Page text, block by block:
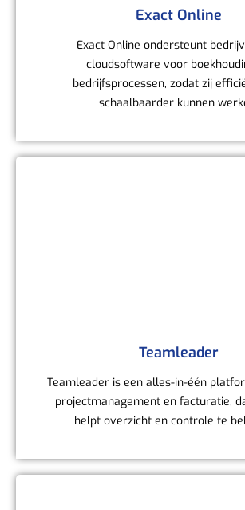
Exact Online
Exact Online ondersteunt
cloudsoftware voor
bedrijfsprocessen, zodat zij
schaalbaarder kunnen
Teamleader
Teamleader is een alles-in-één
projectmanagement en facturatie,
helpt overzicht en controle te